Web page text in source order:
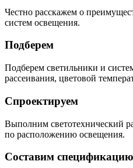
Честно расскажем о
систем освещения.
Подберем
Подберем светильники и
рассеивания, цветовой
Спроектируем
Выполним светотехнический
по расположению освещения.
Составим спецификацию